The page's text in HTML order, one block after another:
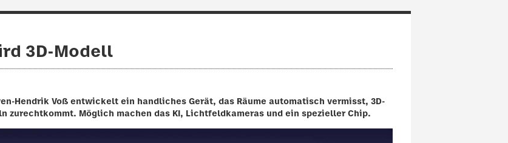
3D-Modell
Hendrik Voß entwickelt ein handliches Gerät, das Räume automatisch vermisst, 3D-
zurechtkommt. Möglich machen das KI, Lichtfeldkameras und ein spezieller Chip.